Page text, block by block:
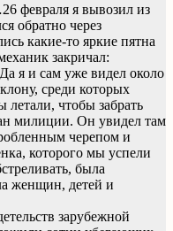
февраля я вывозил из
обратно через
какие-то яркие пятна
закричал:
я и сам уже видел около
среди которых
чтобы забрать
милиции. Он увидел там
черепом и
которого мы успели
была
женщин, детей и
зарубежной